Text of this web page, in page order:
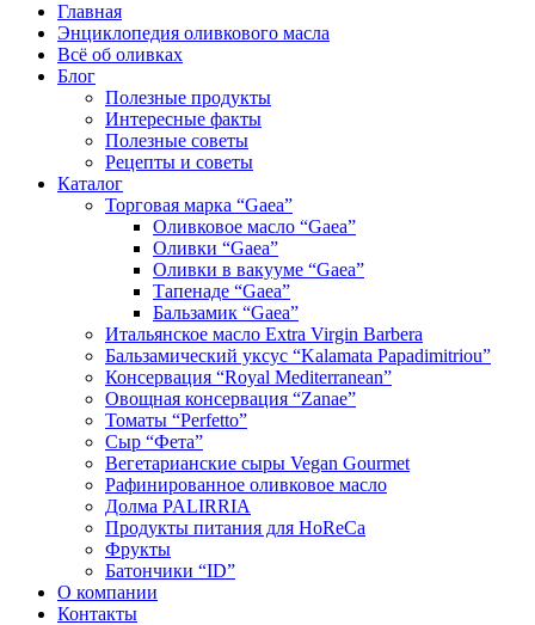
Главная
Энциклопедия оливкового масла
Всё об оливках
Блог
Полезные продукты
Интересные факты
Полезные советы
Рецепты и советы
Каталог
Торговая марка “Gaea”
Оливковое масло “Gaea”
Оливки “Gaea”
Оливки в вакууме “Gaea”
Тапенаде “Gaea”
Бальзамик “Gaea”
Итальянское масло Extra Virgin Barbera
Бальзамический уксус “Kalamata Papadimitriou”
Консервация “Royal Mediterranean”
Овощная консервация “Zanae”
Томаты “Perfetto”
Сыр “Фета”
Вегетарианские сыры Vegan Gourmet
Рафинированное оливковое масло
Долма PALIRRIA
Продукты питания для HoReCa
Фрукты
Батончики “ID”
О компании
Контакты